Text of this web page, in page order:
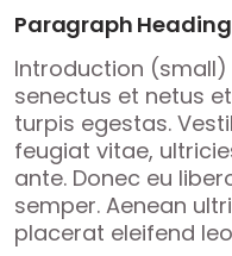
Paragraph
Introduction
senectus et netus
turpis egestas.
feugiat vitae,
ante. Donec eu
semper. Aenean
placerat eleifend